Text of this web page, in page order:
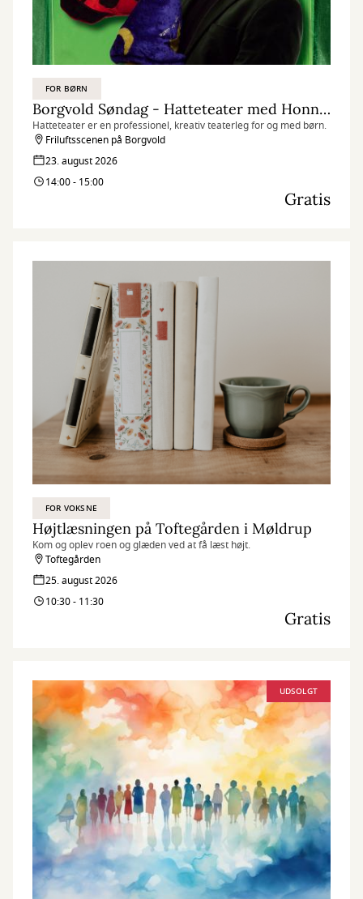
FOR BØRN
Borgvold Søndag - Hatteteater med Honning Banden
Hatteteater er en professionel, kreativ teaterleg for og med børn.
Friluftsscenen på Borgvold
23. august 2026
14:00 - 15:00
Gratis
FOR VOKSNE
Højtlæsningen på Toftegården i Møldrup
Kom og oplev roen og glæden ved at få læst højt.
Toftegården
25. august 2026
10:30 - 11:30
Gratis
UDSOLGT